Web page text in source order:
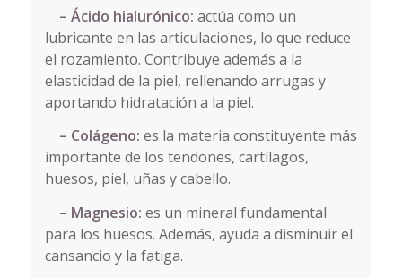
– Ácido hialurónico: actúa como un
lubricante en las articulaciones, lo que reduce
el rozamiento. Contribuye además a la
elasticidad de la piel, rellenando arrugas y
aportando hidratación a la piel.
– Colágeno: es la materia constituyente más
importante de los tendones, cartílagos,
huesos, piel, uñas y cabello.
– Magnesio: es un mineral fundamental
para los huesos. Además, ayuda a disminuir el
cansancio y la fatiga.